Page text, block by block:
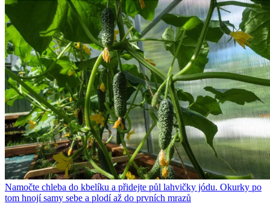
Namočte chleba do kbelíku a přidejte půl lahvičky jódu. Okurky po
tom hnojí samy sebe a plodí až do prvních mrazů